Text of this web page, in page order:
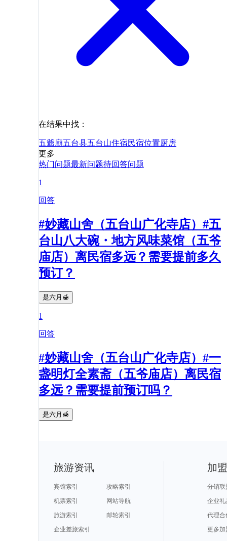
在结果中找：
五爺廟五台县五台山住宿民宿位置厨房
更多
热门问题最新问题待回答问题
1
回答
#妙藏山舍（五台山广化寺店）#五
台山八大碗・地方风味菜馆（五爷
庙店）离民宿多远？需要提前多久
预订？
是六月🍯
1
回答
#妙藏山舍（五台山广化寺店）#一
盏明灯全素斋（五爷庙店）离民宿
多远？需要提前预订吗？
是六月🍯
旅游资讯
宾馆索引
攻略索引
机票索引
网站导航
旅游索引
邮轮索引
企业差旅索引
加
分销联
企业礼
代理合
更多加